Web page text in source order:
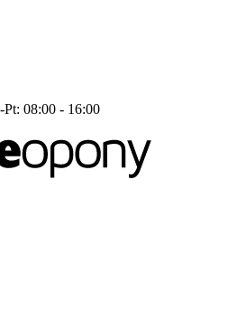
Pt: 08:00 - 16:00